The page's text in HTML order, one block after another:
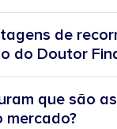
de
do Doutor
que são
mercado?